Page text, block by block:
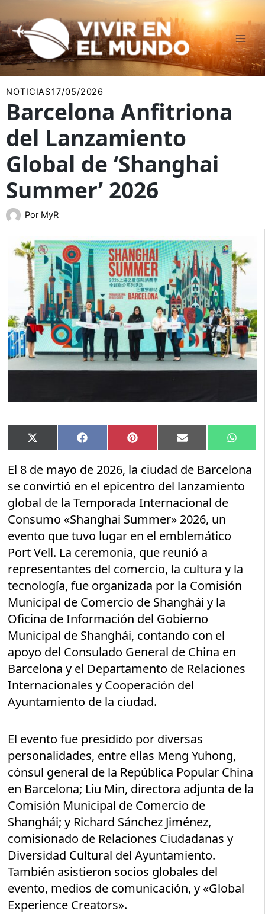
al
contenido
NOTICIAS17/05/2026
Barcelona Anfitriona
del Lanzamiento
Global de ‘Shanghai
Summer’ 2026
Por MyR
Compartir
en
X
(Twitter)
Compartir
en
Facebook Compartir
en
Pinterest Compartir
en
Email
en
El 8 de mayo de 2026, la ciudad de Barcelona
se convirtió en el epicentro del lanzamiento
global de la Temporada Internacional de
Consumo «Shanghai Summer» 2026, un
evento que tuvo lugar en el emblemático
Port Vell. La ceremonia, que reunió a
representantes del comercio, la cultura y la
tecnología, fue organizada por la Comisión
Municipal de Comercio de Shanghái y la
Oficina de Información del Gobierno
Municipal de Shanghái, contando con el
apoyo del Consulado General de China en
Barcelona y el Departamento de Relaciones
Internacionales y Cooperación del
Ayuntamiento de la ciudad.
El evento fue presidido por diversas
personalidades, entre ellas Meng Yuhong,
cónsul general de la República Popular China
en Barcelona; Liu Min, directora adjunta de la
Comisión Municipal de Comercio de
Shanghái; y Richard Sánchez Jiménez,
comisionado de Relaciones Ciudadanas y
Diversidad Cultural del Ayuntamiento.
También asistieron socios globales del
evento, medios de comunicación, y «Global
Experience Creators».